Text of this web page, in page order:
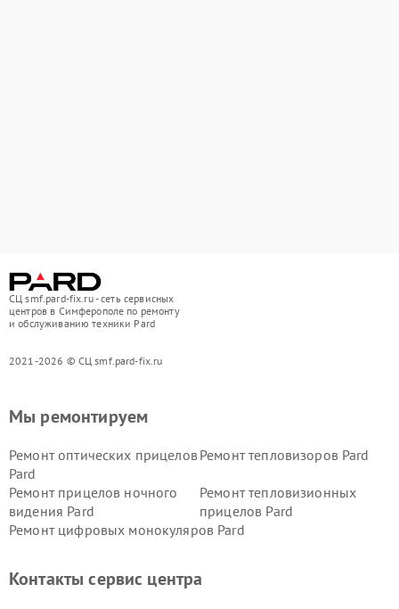
СЦ smf.pard-fix.ru - сеть сервисных
центров в Симферополе по ремонту
и обслуживанию техники Pard
2021-2026 © СЦ smf.pard-fix.ru
Мы ремонтируем
Ремонт оптических прицелов
Pard
Ремонт тепловизоров Pard
Ремонт прицелов ночного
видения Pard
Ремонт тепловизионных
прицелов Pard
Ремонт цифровых монокуляров Pard
Контакты сервис центра